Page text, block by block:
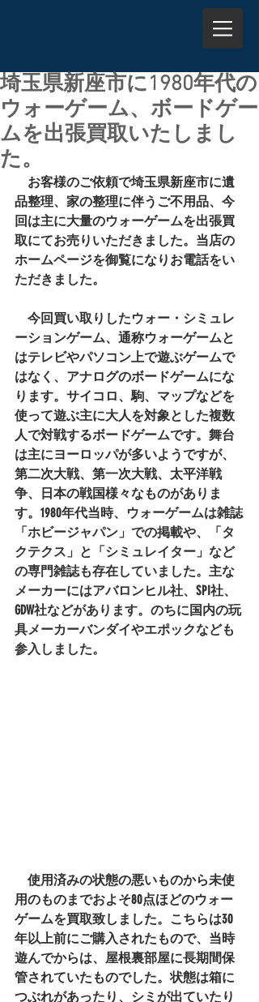
埼玉県新座市に1980年代の
ウォーゲーム、ボードゲー
ムを出張買取いたしまし
た。
お客様のご依頼で埼玉県新座市に遺
品整理、家の整理に伴うご不用品、今
回は主に大量のウォーゲームを出張買
取にてお売りいただきました。当店の
ホームページを御覧になりお電話をい
ただきました。
今回買い取りしたウォー・シミュレ
ーションゲーム、通称ウォーゲームと
はテレビやパソコン上で遊ぶゲームで
はなく、アナログのボードゲームにな
ります。サイコロ、駒、マップなどを
使って遊ぶ主に大人を対象とした複数
人で対戦するボードゲームです。舞台
は主にヨーロッパが多いようですが、
第二次大戦、第一次大戦、太平洋戦
争、日本の戦国様々なものがありま
す。 1980年代当時、ウォーゲームは雑誌
「ホビージャパン」での掲載や、「タ
クテクス」と「シミュレイター」など
の専門雑誌も存在していました。主な
メーカーにはアバロンヒル社、SPI社、
GDW社などがあります。のちに国内の玩
具メーカーバンダイやエポックなども
参入しました。
使用済みの状態の悪いものから未使
用のものまでおよそ80点ほどのウォー
ゲームを買取致しました。こちらは30
年以上前にご購入されたもので、当時
遊んでからは、屋根裏部屋に長期間保
管されていたものでした。状態は箱に
つぶれがあったり、シミが出ていたり